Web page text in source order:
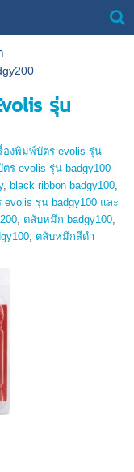
รุ่น
องพิมพ์บัตร evolis รุ่น
ร evolis รุ่น badgy100
, black ribbon badgy100,
รุ่น badgy100 และ
, ตลับหมึก badgy100,
, ตลับหมึกสีดำ